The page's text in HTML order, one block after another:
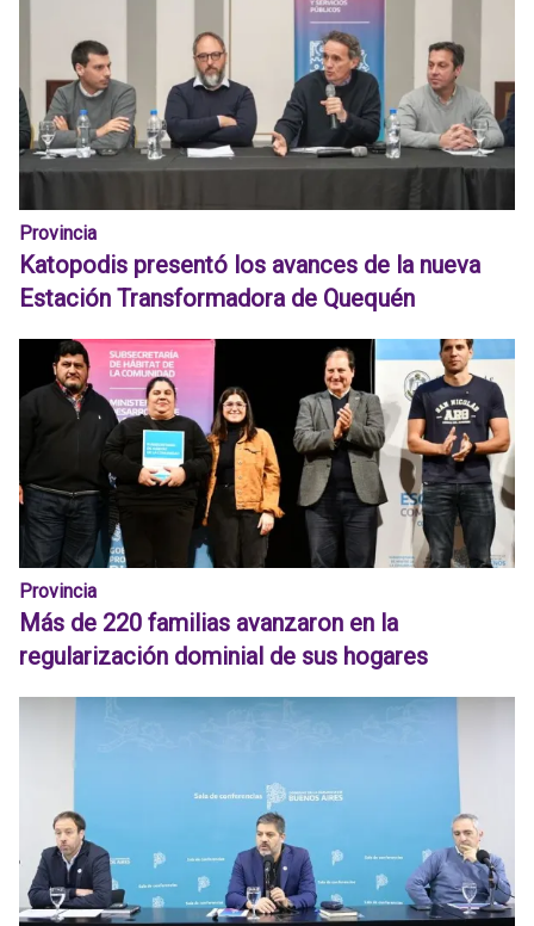
Provincia
Katopodis presentó los avances de la nueva
Estación Transformadora de Quequén
Provincia
Más de 220 familias avanzaron en la
regularización dominial de sus hogares